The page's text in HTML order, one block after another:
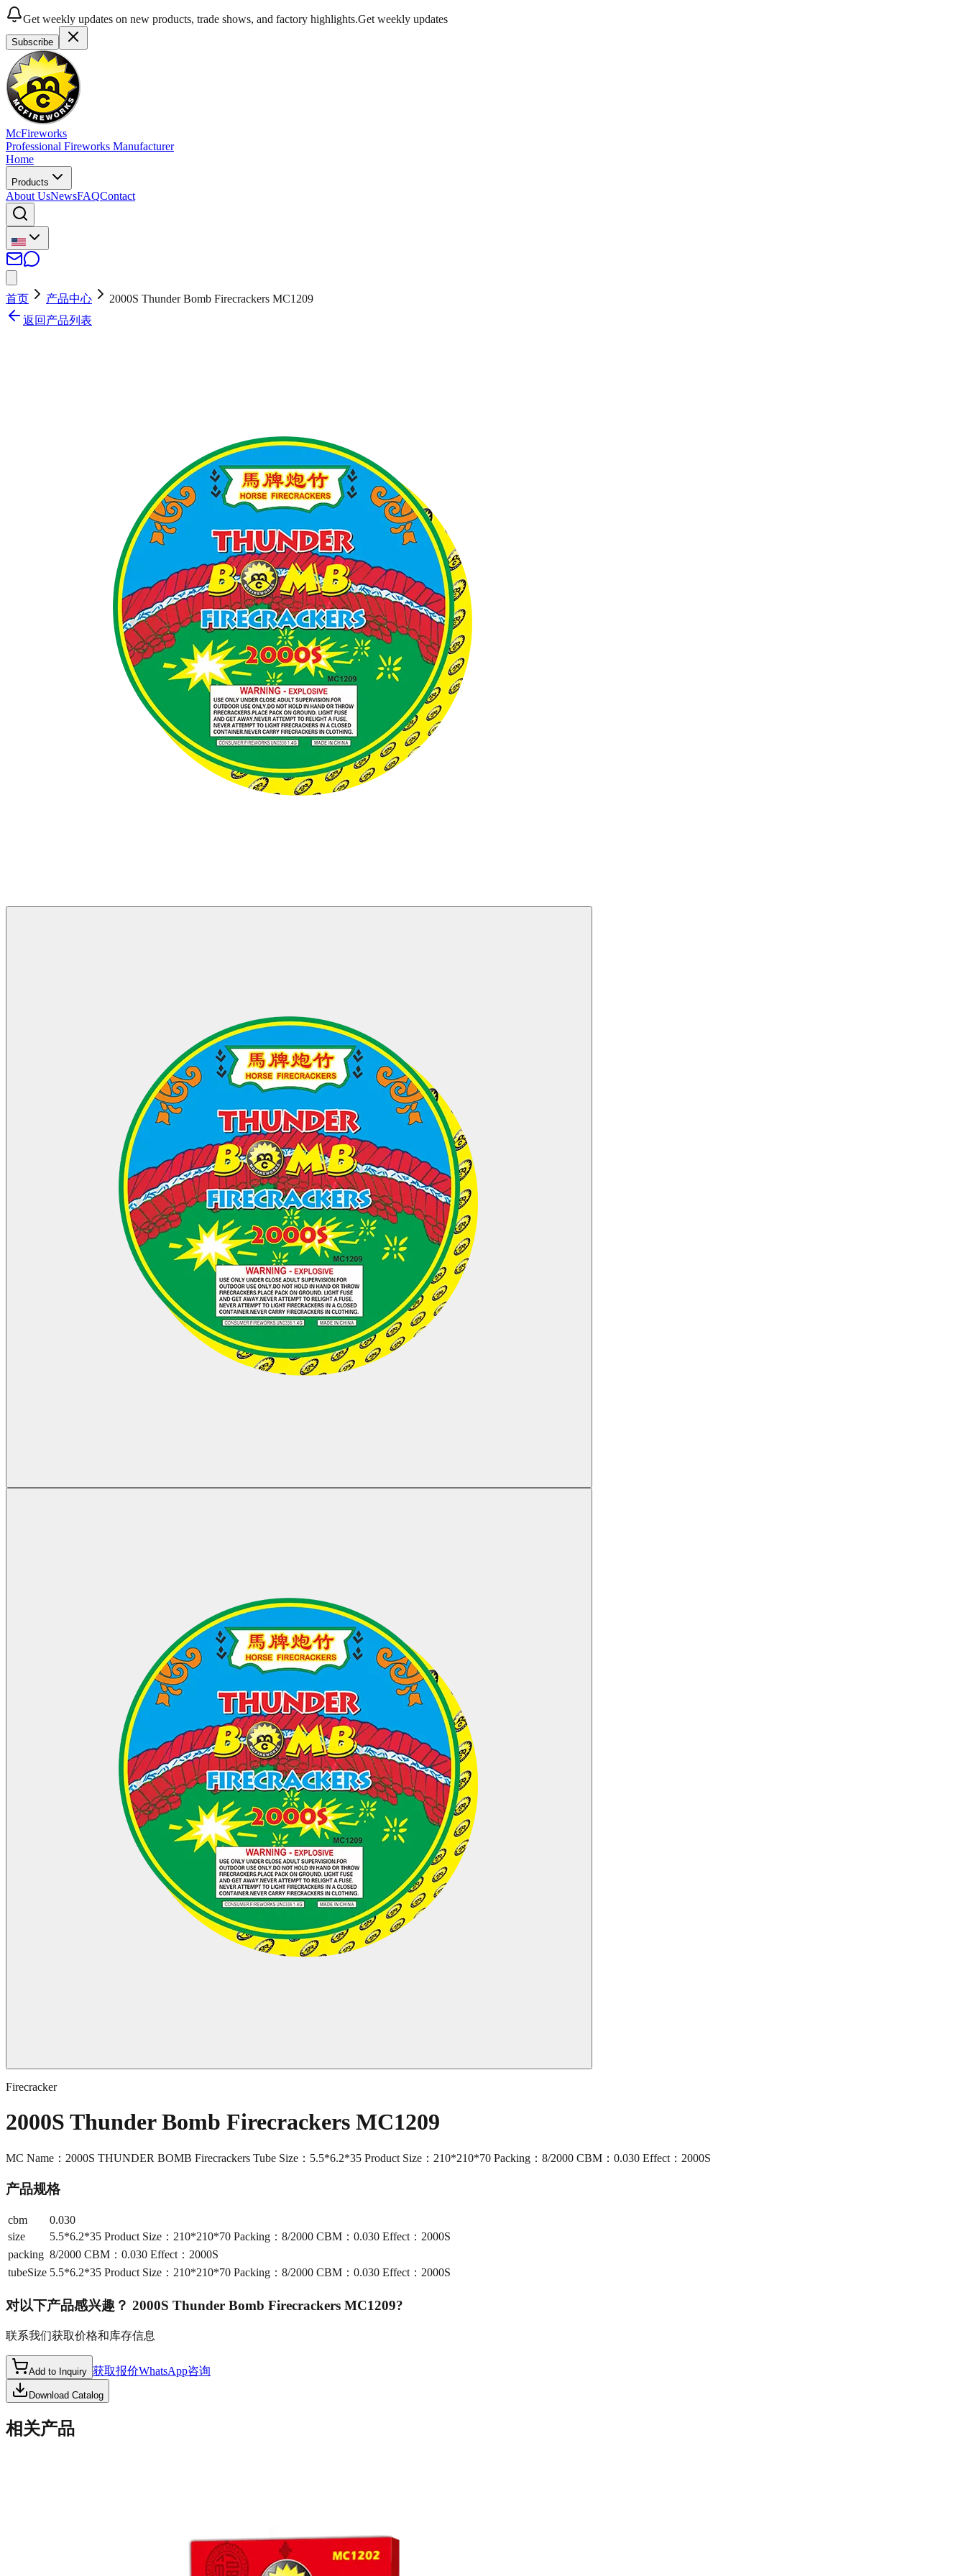
Get weekly updates on new products, trade shows, and factory highlights.Get weekly updates
Subscribe
McFireworks
Professional Fireworks Manufacturer
Home
Products
About UsNewsFAQContact
首页 产品中心
2000S Thunder Bomb Firecrackers MC1209
返回产品列表
Firecracker
2000S Thunder Bomb Firecrackers MC1209
MC Name：2000S THUNDER BOMB Firecrackers Tube Size：5.5*6.2*35 Product Size：210*210*70 Packing：8/2000 CBM：0.030 Effect：2000S
产品规格
cbm
0.030
size
5.5*6.2*35 Product Size：210*210*70 Packing：8/2000 CBM：0.030 Effect：2000S
packing 8/2000 CBM：0.030 Effect：2000S
tubeSize 5.5*6.2*35 Product Size：210*210*70 Packing：8/2000 CBM：0.030 Effect：2000S
对以下产品感兴趣？ 2000S Thunder Bomb Firecrackers MC1209?
联系我们获取价格和库存信息
Add to Inquiry 获取报价WhatsApp咨询
Download Catalog
相关产品